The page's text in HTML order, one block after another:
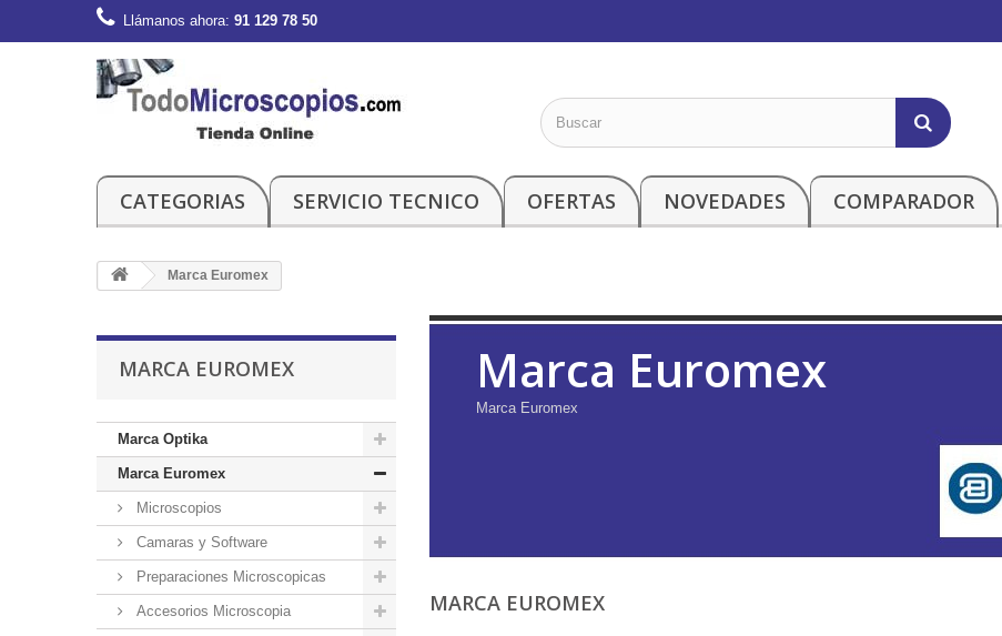
Llámanos ahora: 91 129 78 50
CATEGORIAS SERVICIO TECNICO OFERTAS NOVEDADES COMPARADOR
Marca Euromex
MARCA EUROMEX
Marca Optika
Marca Euromex
Microscopios
Camaras y Software
Preparaciones Microscopicas
Accesorios Microscopia
Marca Euromex
Marca Euromex
MARCA EUROMEX